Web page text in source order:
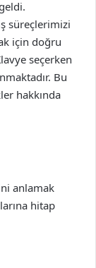
süreçlerimizi
için doğru
seçerken
Bu
hakkında
anlamak
hitap